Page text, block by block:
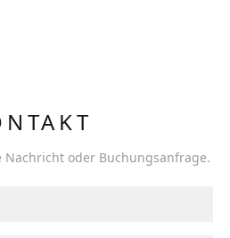
oder Buchungsanfrage.